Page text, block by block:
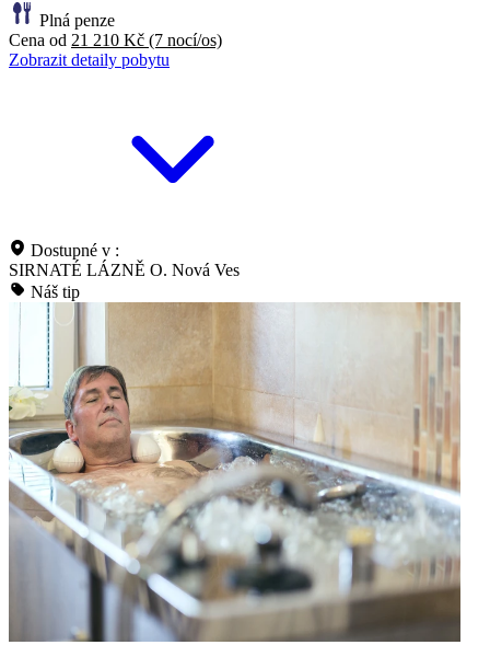
Plná penze
Cena od 21 210 Kč (7 nocí/os)
Zobrazit detaily pobytu
Dostupné v :
SIRNATÉ LÁZNĚ O. Nová Ves
Náš tip